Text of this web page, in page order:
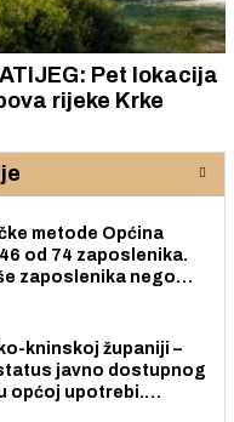
Pet lokacija
rijeke Krke
metode Općina
od 74 zaposlenika.
zaposlenika nego
kninskoj županiji –
javno dostupnog
općoj upotrebi.